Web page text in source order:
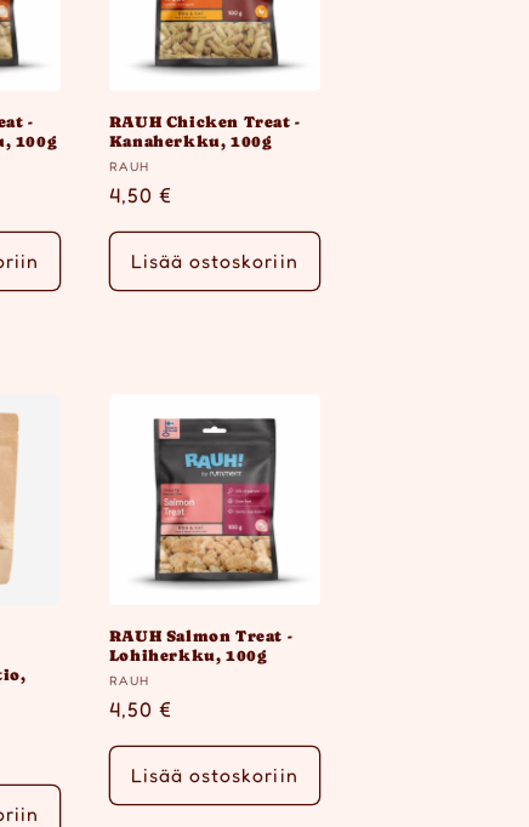
-
100g
RAUH Chicken Treat -
Kanaherkku, 100g
Myyjä:
RAUH
Normaalihinta
4,50 €
Lisää ostoskoriin
RAUH Salmon Treat -
Lohiherkku, 100g
Myyjä:
RAUH
Normaalihinta
4,50 €
Lisää ostoskoriin